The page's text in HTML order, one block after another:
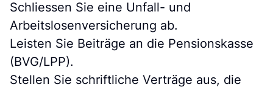
Schliessen Sie eine Unfall- und
Arbeitslosenversicherung ab.
Leisten Sie Beiträge an die Pensionskasse
(BVG/LPP).
Stellen Sie schriftliche Verträge aus, die